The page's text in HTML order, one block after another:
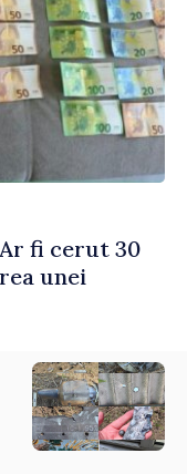
fi cerut 30
unei